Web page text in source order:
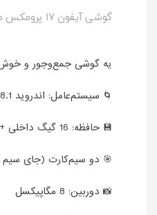
گوشی آیفون 17 پرومکس مینی Iphone 17 Pro Max Mini
یه گوشی جمع‌وجور و
🌀 سیستم‌عامل: اندروید 8.1
💾 حافظه: 16 گیگ داخلی + 2 گیگ رم
🎯 دو سیم‌کارت (جای
📸 دوربین: 8 مگاپیکسل